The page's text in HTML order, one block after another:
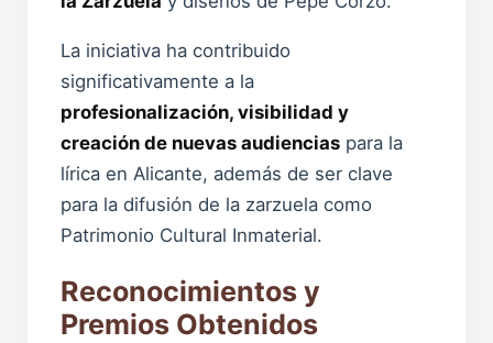
La iniciativa ha contribuido
significativamente a la
profesionalización, visibilidad y
creación de nuevas audiencias para la
lírica en Alicante, además de ser clave
para la difusión de la zarzuela como
Patrimonio Cultural Inmaterial.
Reconocimientos y
Premios Obtenidos